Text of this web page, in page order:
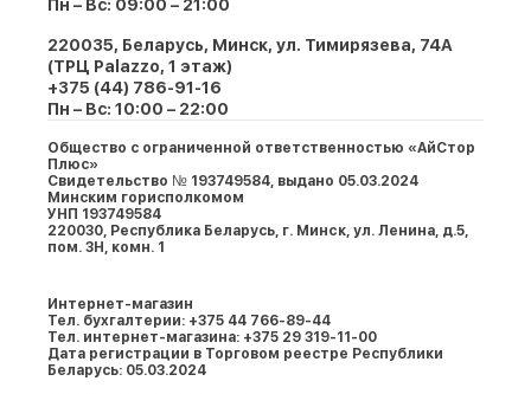
Пн – Вс: 09:00 – 21:00
220035, Беларусь, Минск, ул. Тимирязева, 74A
(ТРЦ Palazzo, 1 этаж)
+375 (44) 786-91-16
Пн – Вс: 10:00 – 22:00
Общество с ограниченной ответственностью «АйСтор
Плюс»
Свидетельство № 193749584, выдано 05.03.2024
Минским горисполкомом
УНП 193749584
220030, Республика Беларусь, г. Минcк, ул. Ленина, д.5,
пом. 3Н, комн. 1
Интернет-магазин
Тел. бухгалтерии: +375 44 766-89-44
Тел. интернет-магазина: +375 29 319-11-00
Дата регистрации в Торговом реестре Республики
Беларусь: 05.03.2024